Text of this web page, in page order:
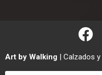
Art by Walking | Calzados